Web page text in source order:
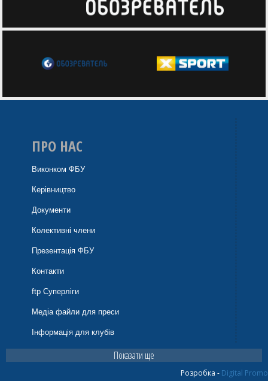
ПРО НАС
Виконком ФБУ
Керівництво
Документи
Колективні члени
Презентація ФБУ
Контакти
ftp Суперліги
Медіа файли для преси
Інформація для клубів
Показати ще
Розробка - Digital Promo